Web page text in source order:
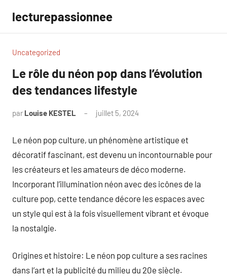
contenu
lecturepassionnee
Uncategorized
Le rôle du néon pop dans l’évolution
des tendances lifestyle
par Louise KESTEL juillet 5, 2024
Le néon pop culture, un phénomène artistique et
décoratif fascinant, est devenu un incontournable pour
les créateurs et les amateurs de déco moderne.
Incorporant l’illumination néon avec des icônes de la
culture pop, cette tendance décore les espaces avec
un style qui est à la fois visuellement vibrant et évoque
la nostalgie.
Origines et histoire: Le néon pop culture a ses racines
dans l’art et la publicité du milieu du 20e siècle.